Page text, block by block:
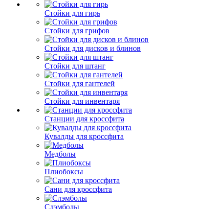
Стойки для гирь
Стойки для грифов
Стойки для дисков и блинов
Стойки для штанг
Стойки для гантелей
Стойки для инвентаря
Станции для кроссфита
Кувалды для кроссфита
Медболы
Плиобоксы
Сани для кроссфита
Слэмболы